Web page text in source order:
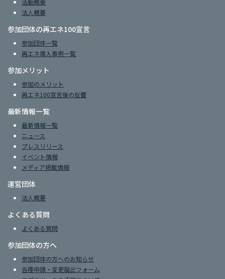
活動概要
法人概要
参加団体の再エネ100宣言
参加団体一覧
再エネ導入事例一覧
参加メリット
参加のメリット
再エネ100宣言後の反響
最新情報一覧
最新情報一覧
ニュース
プレスリリース
イベント情報
メディア掲載情報
運営団体
法人概要
よくある質問
よくある質問
参加団体の方へ
参加団体の方へのお知らせ
各種申請・変更届出フォーム